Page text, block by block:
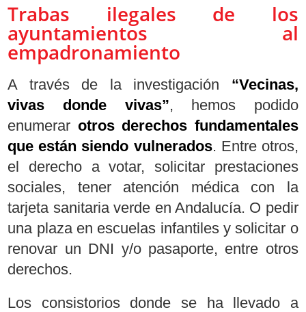
Trabas ilegales de los
ayuntamientos al
empadronamiento
A través de la investigación “Vecinas,
vivas donde vivas”, hemos podido
enumerar otros derechos fundamentales
que están siendo vulnerados. Entre otros,
el derecho a votar, solicitar prestaciones
sociales, tener atención médica con la
tarjeta sanitaria verde en Andalucía. O pedir
una plaza en escuelas infantiles y solicitar o
renovar un DNI y/o pasaporte, entre otros
derechos.
Los consistorios donde se ha llevado a